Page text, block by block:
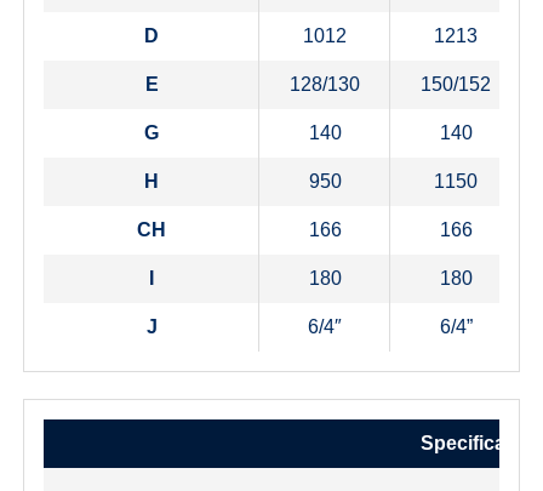
D 1012 1213
E 128/130 150/152
G 140 140
H 950 1150
CH 166 166
180 180
J 6/4″ 6/4”
Specificații